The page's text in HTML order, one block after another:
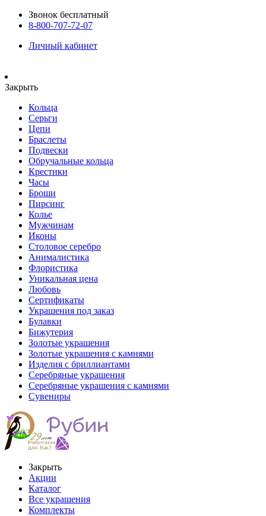
Звонок бесплатный
8-800-707-72-07
Личный кабинет
Закрыть
Кольца
Серьги
Цепи
Браслеты
Подвески
Обручальные кольца
Крестики
Часы
Броши
Пирсинг
Колье
Мужчинам
Иконы
Столовое серебро
Анималистика
Флористика
Уникальная цена
Любовь
Сертификаты
Украшения под заказ
Булавки
Бижутерия
Золотые украшения
Золотые украшения с камнями
Изделия с бриллиантами
Серебряные украшения
Серебряные украшения с камнями
Сувениры
Закрыть
Акции
Каталог
Все украшения
Комплекты